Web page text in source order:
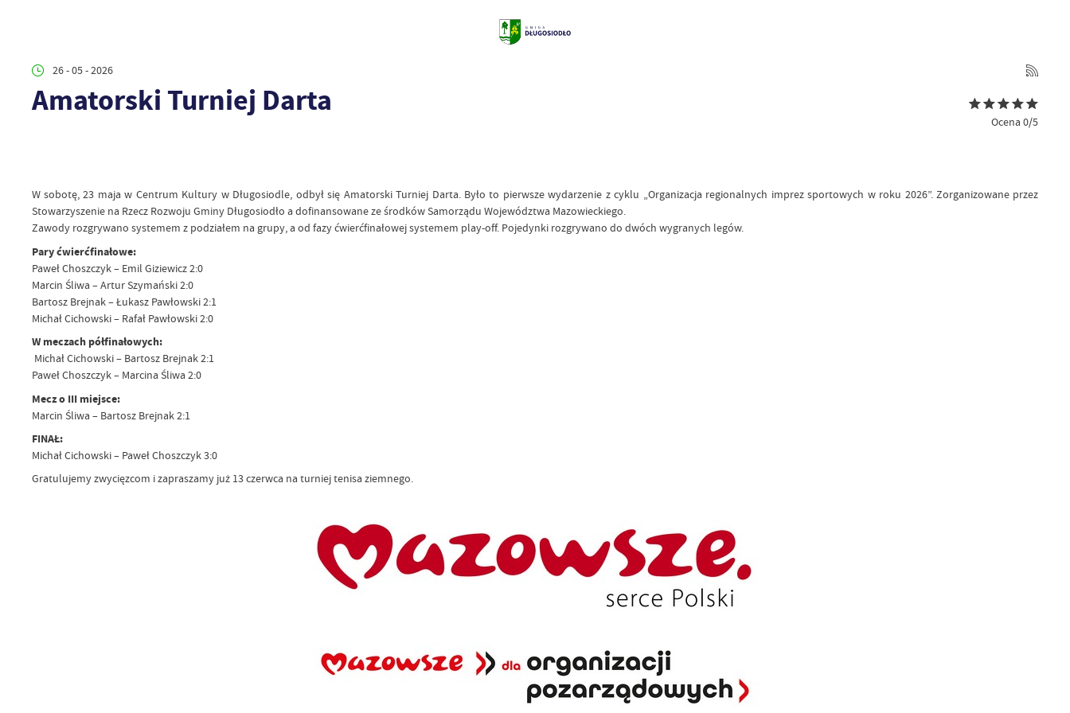
26 - 05 - 2026
Amatorski Turniej Darta
Ocena 0/5
W sobotę, 23 maja w Centrum Kultury w Długosiodle, odbył się Amatorski Turniej Darta. Było to pierwsze wydarzenie z cyklu „Organizacja regionalnych imprez sportowych w roku 2026”. Zorganizowane przez
Stowarzyszenie na Rzecz Rozwoju Gminy Długosiodło a dofinansowane ze środków Samorządu Województwa Mazowieckiego.
Zawody rozgrywano systemem z podziałem na grupy, a od fazy ćwierćfinałowej systemem play-off. Pojedynki rozgrywano do dwóch wygranych legów.
Pary ćwierćfinałowe:
Paweł Choszczyk – Emil Giziewicz 2:0
Marcin Śliwa – Artur Szymański 2:0
Bartosz Brejnak – Łukasz Pawłowski 2:1
Michał Cichowski – Rafał Pawłowski 2:0
W meczach półfinałowych:
Michał Cichowski – Bartosz Brejnak 2:1
Paweł Choszczyk – Marcina Śliwa 2:0
Mecz o III miejsce:
Marcin Śliwa – Bartosz Brejnak 2:1
FINAŁ:
Michał Cichowski – Paweł Choszczyk 3:0
Gratulujemy zwycięzcom i zapraszamy już 13 czerwca na turniej tenisa ziemnego.